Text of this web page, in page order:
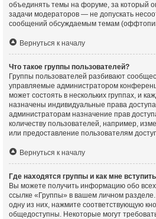
объединять темы на форуме, за который
задачи модераторов — не допускать
сообщений обсуждаемым темам
Вернуться к началу
Что такое группы пользователей?
Группы пользователей разбивают
управляемые администратором
может состоять в нескольких группах, и
назначены индивидуальные права
администраторам назначение прав
количеству пользователей, например,
или предоставление пользователям
Вернуться к началу
Где находятся группы и как мне
Вы можете получить информацию обо
ссылке «Группы» в вашем личном разделе.
одну из них, нажмите соответствующую
общедоступны. Некоторые могут